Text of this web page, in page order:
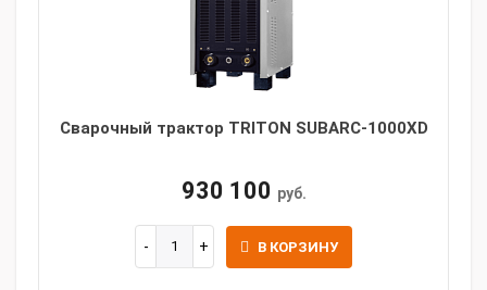
Сварочный трактор TRITON SUBARC-1000XD
930 100 руб.
В КОРЗИНУ